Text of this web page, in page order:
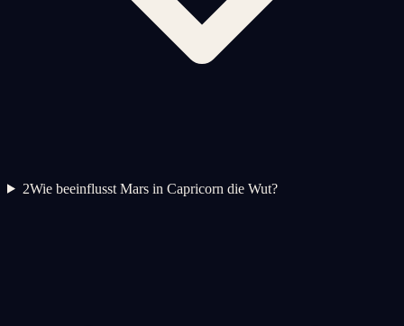
2Wie beeinflusst Mars in Capricorn die Wut?